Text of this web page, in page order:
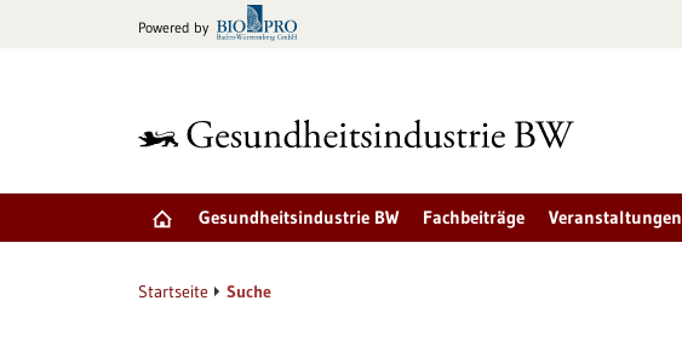
Powered by
Gesundheitsindustrie BW Fachbeiträge Veranstaltungen
Startseite Suche